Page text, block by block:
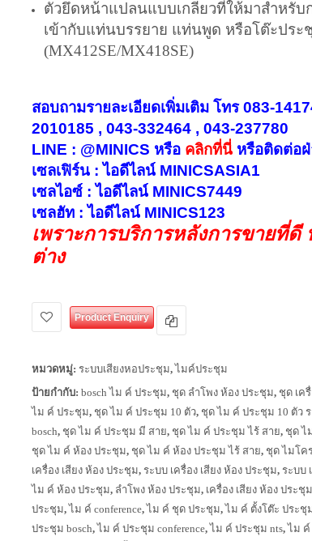
ตัวยึดหน้าแปลนแบบเกลียวที่ให้มาสำหรับ
เข้ากับแท่นบรรยาย แท่นพูด หรือโต๊ะประ
(MX412SE/MX418SE)
สอบถามรายละเอียดเพิ่มเติม โทร 083-
2010185 , 043-332464 , 043-237780
LINE : @MINICS หรือ คลิกที่นี่ หรือติดต่อ
เซลเฟิร์น : ไอดีไลน์ MINICSASIA1
เซลไอซ์ : ไอดีไลน์ MINICS7449
เซลฮัท : ไอดีไลน์ MINICS123
เพราะการบริการหลังการขายที่ดี
ต่าง
Product Enquiry
หมวดหมู่: ระบบเสียงหอประชุม,ไมค์ประชุม
ป้ายกำกับ: bosch ไม ค์ ประชุม, ชุด ลำโพง ห้อง ประชุม, ชุด เค
ไม ค์ ประชุม, ชุด ไม ค์ ประชุม 10 ตัว, ชุด ไม ค์ ประชุม 10 ตัว
bosch, ชุด ไม ค์ ประชุม มี สาย, ชุด ไม ค์ ประชุม ไร้ สาย, ชุด ไ
ชุด ไม ค์ ห้อง ประชุม, ชุด ไม ค์ ห้อง ประชุม ไร้ สาย, ชุด ไมโค
เครื่อง เสียง ห้อง ประชุม, ระบบ เครื่อง เสียง ห้อง ประชุม, ระบบ
ไม ค์ ห้อง ประชุม, ลำโพง ห้อง ประชุม, เครื่อง เสียง ห้อง ประชุม
ประชุม,ไม ค์ conference,ไม ค์ ชุด ประชุม,ไม ค์ ตั้งโต๊ะ ประชุ
ประชุม bosch,ไม ค์ ประชุม conference,ไม ค์ ประชุม nts,ไม ค์